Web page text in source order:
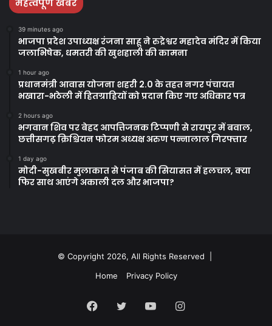
महत्वपूर्ण खबरें
39 minutes ago
भाजपा प्रदेश उपाध्यक्ष रंजना साहू ने रुद्रेश्वर महादेव मंदिर में किया
जलाभिषेक, धमतरी की खुशहाली की कामना
1 hour ago
प्रधानमंत्री आवास योजना शहरी 2.0 के तहत नगर पंचायत
भखारा-भठेली में हितग्राहियों को प्रदान किए गए अधिकार पत्र
2 hours ago
भगवान शिव पर बेहद आपत्तिजनक टिप्पणी से रायपुर में बवाल,
छत्तीसगढ़ क्रिश्चियन फोरम अध्यक्ष अरुण पन्नालाल गिरफ्तार
1 day ago
मोदी-सुखबीर मुलाकात से पंजाब की सियासत में हलचल, क्या
फिर साथ आएंगे अकाली दल और भाजपा?
© Copyright 2026, All Rights Reserved |
Home
Privacy Policy
Facebook
TwitterYouTubeInstagram